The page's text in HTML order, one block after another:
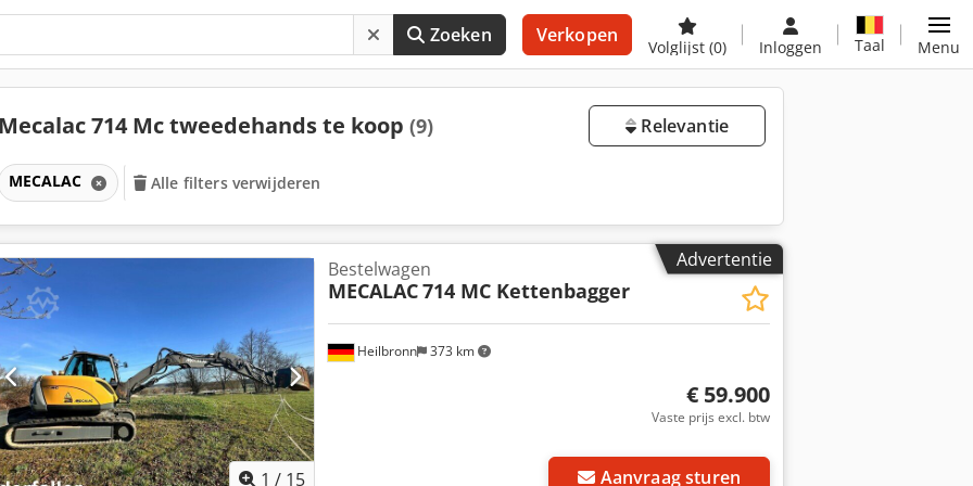
Zoeken Verkopen
Volglijst (0) Inloggen Taal Menu
Mecalac 714 Mc tweedehands te koop (9) Relevantie
MECALAC Alle filters verwijderen
Advertentie
1 / 15
Heilbronn 373 km
Bestelwagen
MECALAC714 MC Kettenbagger
€ 59.900
Vaste prijs excl. btw
Aanvraag sturen